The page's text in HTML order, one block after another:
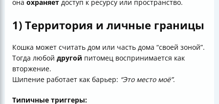
она охраняет доступ к ресурсу или пространство.
1) Территория и личные границы
Кошка может считать дом или часть дома “своей зоной”.
Тогда любой другой питомец воспринимается как
вторжение.
Шипение работает как барьер: “Это место моё”.
Типичные триггеры: